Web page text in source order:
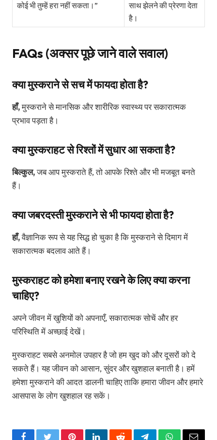
कोई भी तुम्हें हरा नहीं सकता।”
साथ झेलने की प्रेरणा देता
है।
FAQs (अक्सर पूछे जाने वाले सवाल)
क्या मुस्कराने से सच में फायदा होता है?
हाँ,मुस्कराने से मानसिक और शारीरिक स्वास्थ्य पर सकारात्मक
प्रभाव पड़ता है।
क्या मुस्कराहट से रिश्तों में सुधार आ सकता है?
बिल्कुल,जब आप मुस्कराते हैं, तो आपके रिश्ते और भी मजबूत बनते
हैं।
क्या जबरदस्ती मुस्कराने से भी फायदा होता है?
हाँ,वैज्ञानिक रूप से यह सिद्ध हो चुका है कि मुस्कराने से दिमाग में
सकारात्मक बदलाव आते हैं।
मुस्कराहट को हमेशा बनाए रखने के लिए क्या करना
चाहिए?
अपने जीवन में खुशियों को अपनाएँ, सकारात्मक सोचें और हर
परिस्थिति में अच्छाई देखें।
मुस्कराहट सबसे अनमोल उपहार है जो हम खुद को और दूसरों को दे
सकते हैं। यह जीवन को आसान, सुंदर और खुशहाल बनाती है। हमें
हमेशा मुस्कराने की आदत डालनी चाहिए ताकि हमारा जीवन और हमारे
आसपास के लोग खुशहाल रह सकें।